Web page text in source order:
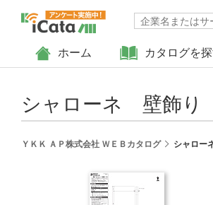
ホーム カタログを
シャローネ 壁飾り
ＹＫＫ ＡＰ株式会社 ＷＥＢカタログ シャロー